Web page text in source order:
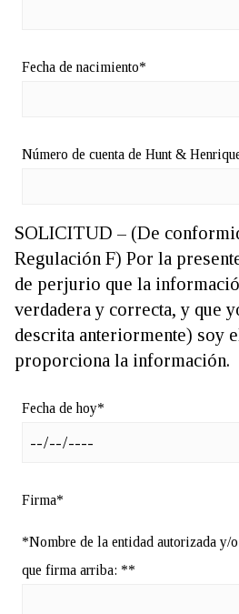
Fecha de nacimiento*
Número de cuenta de Hunt &
SOLICITUD – (De
Regulación F) Por la
de perjurio que la
verdadera y correcta, y que
descrita anteriormente) soy
proporciona la información.
Fecha de hoy*
Firma*
*Nombre de la entidad autorizada y/
que firma arriba: **